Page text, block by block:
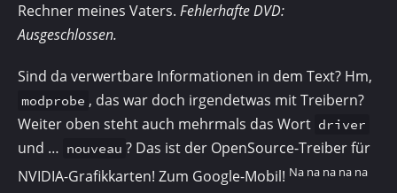
Rechner meines Vaters. Fehlerhafte DVD:
Ausgeschlossen.
Sind da verwertbare Informationen in dem Text? Hm,
modprobe , das war doch irgendetwas mit Treibern?
Weiter oben steht auch mehrmals das Wort driver
und … nouveau ? Das ist der OpenSource-Treiber für
NVIDIA-Grafikkarten! Zum Google-Mobil! Na na na na na